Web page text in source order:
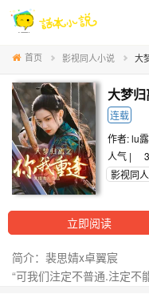
首页 影视同人小说 大
大梦
连载
作者:lu
人气 |
影视同人
立即阅读
简介：裴思婧x卓翼宸
“可我们注定不普通.注定不